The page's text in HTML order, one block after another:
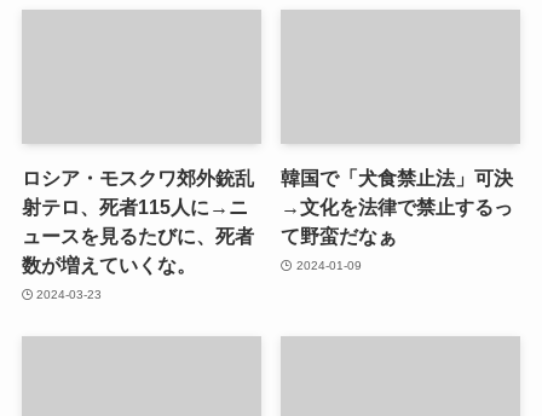
ロシア・モスクワ郊外銃乱
射テロ、死者115人に→ニ
ュースを見るたびに、死者
数が増えていくな。
2024-03-23
韓国で「犬食禁止法」可決
→文化を法律で禁止するっ
て野蛮だなぁ
2024-01-09